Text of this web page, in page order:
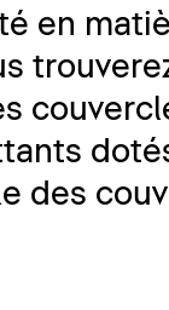
en
des